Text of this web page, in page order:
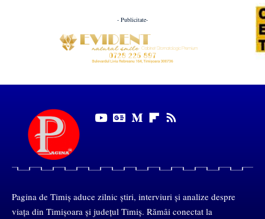
- Publicitate-
Pagina de Timiș aduce zilnic știri, interviuri și analize despre
viața din Timișoara și județul Timiș. Rămâi conectat la